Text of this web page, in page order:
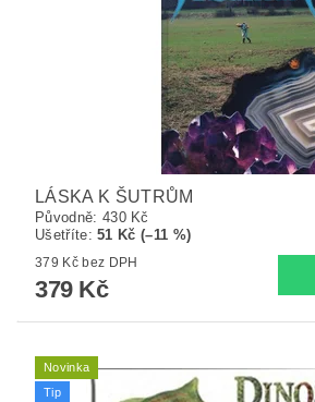
LÁSKA K ŠUTRŮM
Původně: 430 Kč
Ušetříte:51 Kč (–11 %)
379 Kč bez DPH
379 Kč
Novinka
Tip